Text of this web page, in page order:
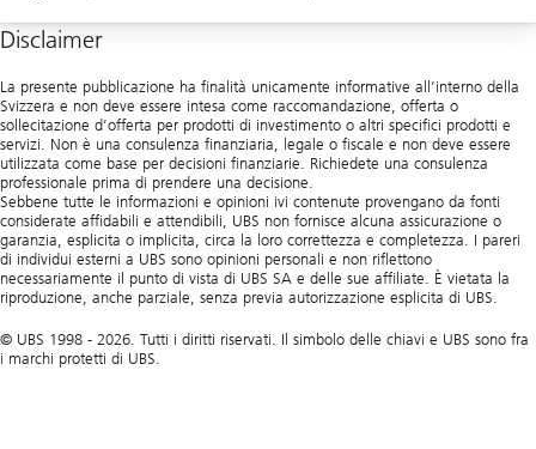
Aiuto
Disclaimer
La presente pubblicazione ha finalità unicamente informative all’interno della
Svizzera e non deve essere intesa come raccomandazione, offerta o
sollecitazione d’offerta per prodotti di investimento o altri specifici prodotti e
servizi. Non è una consulenza finanziaria, legale o fiscale e non deve essere
utilizzata come base per decisioni finanziarie. Richiedete una consulenza
professionale prima di prendere una decisione.
Sebbene tutte le informazioni e opinioni ivi contenute provengano da fonti
considerate affidabili e attendibili, UBS non fornisce alcuna assicurazione o
garanzia, esplicita o implicita, circa la loro correttezza e completezza. I pareri
di individui esterni a UBS sono opinioni personali e non riflettono
necessariamente il punto di vista di UBS SA e delle sue affiliate. È vietata la
riproduzione, anche parziale, senza previa autorizzazione esplicita di UBS.
© UBS 1998 - 2026. Tutti i diritti riservati. Il simbolo delle chiavi e UBS sono fra
i marchi protetti di UBS.